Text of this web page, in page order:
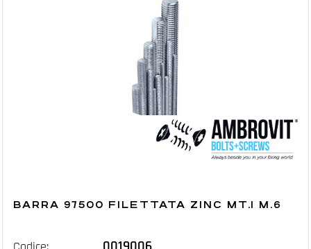
BARRA 97500 FILETTATA ZINC MT.1 M.6